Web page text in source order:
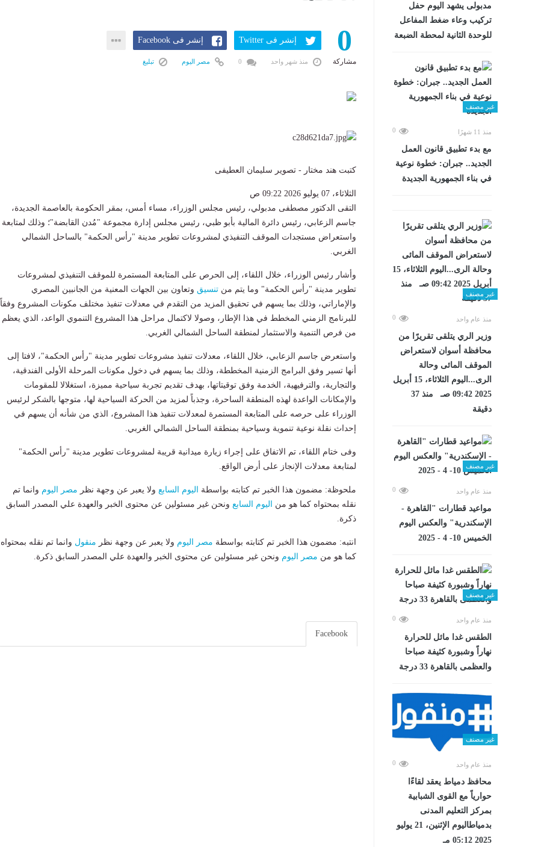
مدبولى يشهد اليوم حفل
تركيب وعاء ضغط المفاعل
للوحدة الثانية لمحطة الضبعة
غير مصنف
منذ 11 شهرًا 0
مع بدء تطبيق قانون العمل
الجديد.. جبران: خطوة نوعية
في بناء الجمهورية الجديدة
غير مصنف
منذ عام واحد 0
وزير الري يتلقى تقريرًا من
محافظة أسوان لاستعراض
الموقف المائى وحالة
الرى...اليوم الثلاثاء، 15 أبريل
2025 09:42 صـ منذ 37
دقيقة
غير مصنف
منذ عام واحد 0
مواعيد قطارات "القاهرة -
الإسكندرية" والعكس اليوم
الخميس 10- 4 - 2025
غير مصنف
منذ عام واحد 0
الطقس غدا مائل للحرارة
نهاراً وشبورة كثيفة صباحا
والعظمى بالقاهرة 33 درجة
غير مصنف
منذ عام واحد 0
محافظ دمياط يعقد لقاءًا
حوارياً مع القوى الشبابية
بمركز التعليم المدنى
بدمياطاليوم الإثنين، 21 يوليو
2025 05:12 مـ
0
مشاركة
إنشر فى Twitter إنشر فى Facebook
منذ شهر واحد مصر اليوم تبليغ
كتبت هند مختار - تصوير سليمان العطيفى
الثلاثاء، 07 يوليو 2026 09:22 ص
التقى الدكتور مصطفى مدبولي، رئيس مجلس الوزراء، مساء أمس، بمقر الحكومة بالعاصمة الجديدة،
جاسم الزعابي، رئيس دائرة المالية بأبو ظبي، رئيس مجلس إدارة مجموعة "مُدن القابضة"؛ وذلك لمتابعة
واستعراض مستجدات الموقف التنفيذي لمشروعات تطوير مدينة "رأس الحكمة" بالساحل الشمالي
الغربي.
وأشار رئيس الوزراء، خلال اللقاء، إلى الحرص على المتابعة المستمرة للموقف التنفيذي لمشروعات
تطوير مدينة "رأس الحكمة" وما يتم من تنسيق وتعاون بين الجهات المعنية من الجانبين المصري
والإماراتي، وذلك بما يسهم في تحقيق المزيد من التقدم في معدلات تنفيذ مختلف مكونات المشروع وفقاً
للبرنامج الزمني المخطط في هذا الإطار، وصولا لاكتمال مراحل هذا المشروع التنموي الواعد، الذي يعظم
من فرص التنمية والاستثمار لمنطقة الساحل الشمالي الغربي.
واستعرض جاسم الزعابي، خلال اللقاء، معدلات تنفيذ مشروعات تطوير مدينة "رأس الحكمة"، لافتا إلى
أنها تسير وفق البرامج الزمنية المخططة، وذلك بما يسهم في دخول مكونات المرحلة الأولى الفندقية،
والتجارية، والترفيهية، الخدمة وفق توقيتاتها، بهدف تقديم تجربة سياحية مميزة، استغلالا للمقومات
والإمكانات الواعدة لهذه المنطقة الساحرة، وجذباً لمزيد من الحركة السياحية لها، متوجها بالشكر لرئيس
الوزراء على حرصه على المتابعة المستمرة لمعدلات تنفيذ هذا المشروع، الذي من شأنه أن يسهم في
إحداث نقلة نوعية تنموية وسياحية بمنطقة الساحل الشمالي الغربي.
وفى ختام اللقاء، تم الاتفاق على إجراء زيارة ميدانية قريبة لمشروعات تطوير مدينة "رأس الحكمة"
لمتابعة معدلات الإنجاز على أرض الواقع.
ملحوظة: مضمون هذا الخبر تم كتابته بواسطة اليوم السابع ولا يعبر عن وجهة نظر مصر اليوم وانما تم
نقله بمحتواه كما هو من
اليوم السابع ونحن غير مسئولين عن محتوى الخبر والعهدة علي المصدر السابق
ذكرة.
انتبه: مضمون هذا الخبر تم كتابته بواسطة مصر اليوم ولا يعبر عن وجهة نظر منقول وانما تم نقله بمحتواه
كما هو من مصر اليوم ونحن غير مسئولين عن محتوى الخبر والعهدة علي المصدر السابق ذكرة.
Facebook